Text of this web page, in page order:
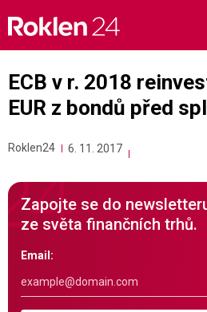
content
ECB v r. 2018
EUR z bondů před
Roklen24 6. 11. 2017
Zapojte se do
ze světa finančních trhů.
Email: